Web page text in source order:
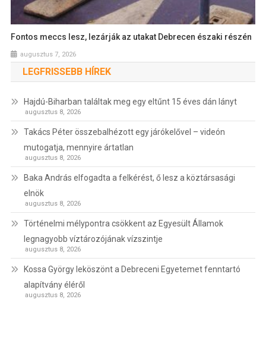
Fontos meccs lesz, lezárják az utakat Debrecen északi részén
augusztus 7, 2026
LEGFRISSEBB HÍREK
Hajdú-Biharban találtak meg egy eltűnt 15 éves dán lányt
augusztus 8, 2026
Takács Péter összebalhézott egy járókelővel – videón
mutogatja, mennyire ártatlan
augusztus 8, 2026
Baka András elfogadta a felkérést, ő lesz a köztársasági
elnök
augusztus 8, 2026
Történelmi mélypontra csökkent az Egyesült Államok
legnagyobb víztározójának vízszintje
augusztus 8, 2026
Kossa György leköszönt a Debreceni Egyetemet fenntartó
alapítvány éléről
augusztus 8, 2026